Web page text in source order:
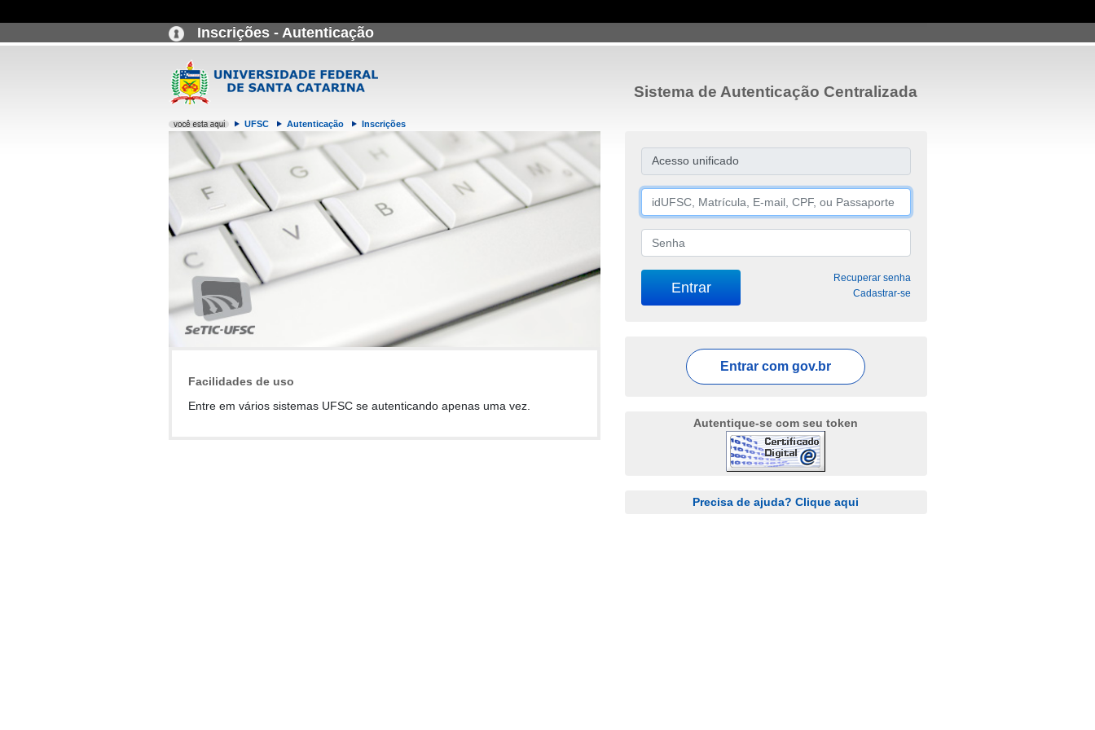
Inscrições - Autenticação
UFSC Autenticação Inscrições
Sistema de Autenticação Centralizada
Facilidades de uso
Entre em vários sistemas UFSC se autenticando apenas uma vez.
Acesso unificado
Recuperar senha
Cadastrar-se
Entrar com gov.br
Autentique-se com seu token
Precisa de ajuda? Clique aqui